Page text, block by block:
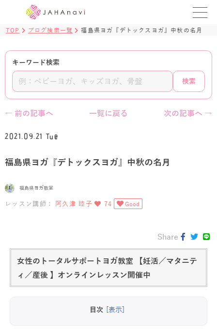
教室を探す
BLOG
ヨガ資格講座 ›
JAHAYOGA
TOP ブログ検索一覧 福島県ヨガ『デトックスヨガ』中秋の名月
キーワード検索
検索
← 前の記事へ 一覧に戻る 次の記事へ →
2021.09.21 Tue
福島県ヨガ『デトックスヨガ』中秋の名月
福島県ヨガ教室
レッスン講師： 阿久津 睦子 74 Good
Share
女性のトータルサポートヨガ教室 【妊活／マタニテ
ィ／産後 】オンラインレッスン開催中
目次 [表示]